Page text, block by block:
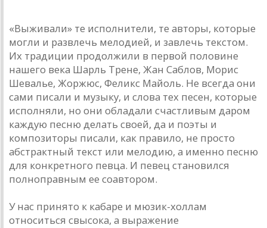
«Выживали» те исполнители, те авторы, которые
могли и развлечь мелодией, и завлечь текстом.
Их традиции продолжили в первой половине
нашего века Шарль Трене, Жан Саблов, Морис
Шевалье, Жоржюс, Феликс Майоль. Не всегда они
сами писали и музыку, и слова тех песен, которые
исполняли, но они обладали счастливым даром
каждую песню делать своей, да и поэты и
композиторы писали, как правило, не просто
абстрактный текст или мелодию, а именно песню
для конкретного певца. И певец становился
полноправным ее соавтором.
У нас принято к кабаре и мюзик-холлам
относиться свысока, а выражение